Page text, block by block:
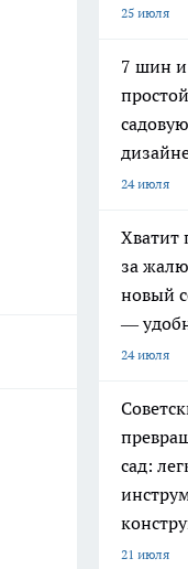
25 июля
7 шин и
24 июля
Хватит
за
новый
—
24 июля
сад:
21 июля